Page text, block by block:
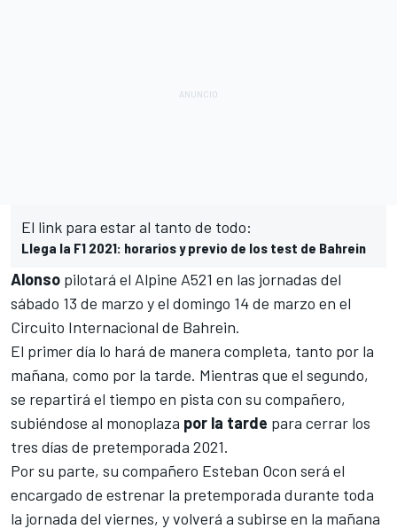
El link para estar al tanto de todo:
Llega la F1 2021: horarios y previo de los test de Bahrein
Alonso pilotará el Alpine A521 en las jornadas del
sábado 13 de marzo y el domingo 14 de marzo en el
Circuito Internacional de Bahrein.
El primer día lo hará de manera completa, tanto por la
mañana, como por la tarde. Mientras que el segundo,
se repartirá el tiempo en pista con su compañero,
subiéndose al monoplaza por la tarde para cerrar los
tres días de pretemporada 2021.
Por su parte, su compañero Esteban Ocon será el
encargado de estrenar la pretemporada durante toda
la jornada del viernes, y volverá a subirse en la mañana